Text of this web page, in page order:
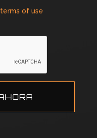
terms of use